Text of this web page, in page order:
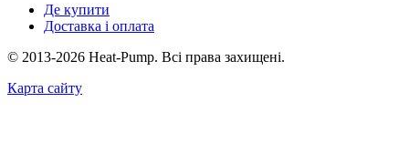
Де купити
Доставка і оплата
© 2013-2026 Heat-Pump. Всі права захищені.
Карта сайту